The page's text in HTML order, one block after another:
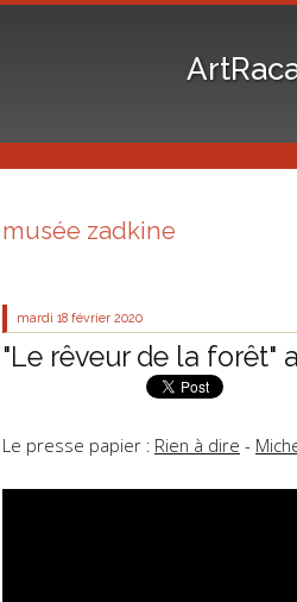
musée zadkine
mardi 18 février 2020
"Le rêveur de la forêt"
Le presse papier : Rien à dire -